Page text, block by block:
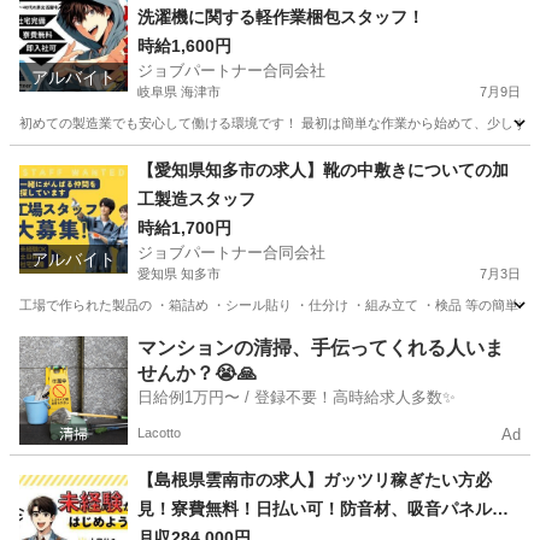
アルバイト
洗濯機に関する軽作業梱包スタッフ！
時給1,600円
ジョブパートナー合同会社
岐阜県 海津市 7月9日
初めての製造業でも安心して働ける環境です！ 最初は簡単な作業から始めて、少し
工場 スタッフ
アルバイト
【愛知県知多市の求人】靴の中敷きについての加
工製造スタッフ
時給1,700円
ジョブパートナー合同会社
愛知県 知多市 7月3日
工場で作られた製品の ・箱詰め ・シール貼り ・仕分け ・組み立て ・検品 等の簡単
愛知 知多市 工場 個室
マンションの清掃、手伝ってくれる人いま
せんか？😭🙏
日給例1万円〜 / 登録不要！高時給求人多数✨
Lacotto Ad
【島根県雲南市の求人】ガッツリ稼ぎたい方必
見！寮費無料！日払い可！防音材、吸音パネル、